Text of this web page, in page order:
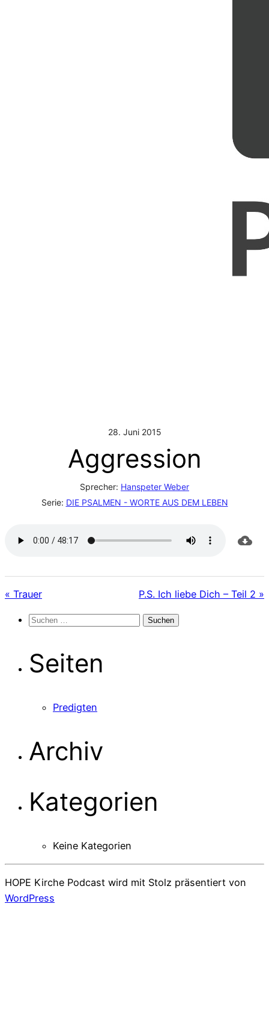
28. Juni 2015
Aggression
Sprecher: Hanspeter Weber
Serie: DIE PSALMEN - WORTE AUS DEM LEBEN
« Trauer P.S. Ich liebe Dich – Teil 2 »
Suchen
Seiten
Predigten
Archiv
Kategorien
Keine Kategorien
HOPE Kirche Podcast wird mit Stolz präsentiert von
WordPress